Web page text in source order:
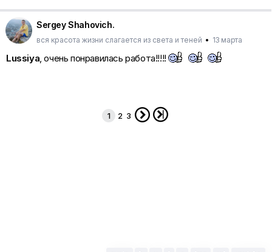
Sergey Shahovich.
вся красота жизни слагается из света и теней • 13 марта
Lussiya, очень понравилась работа!!!!!
1 2 3  